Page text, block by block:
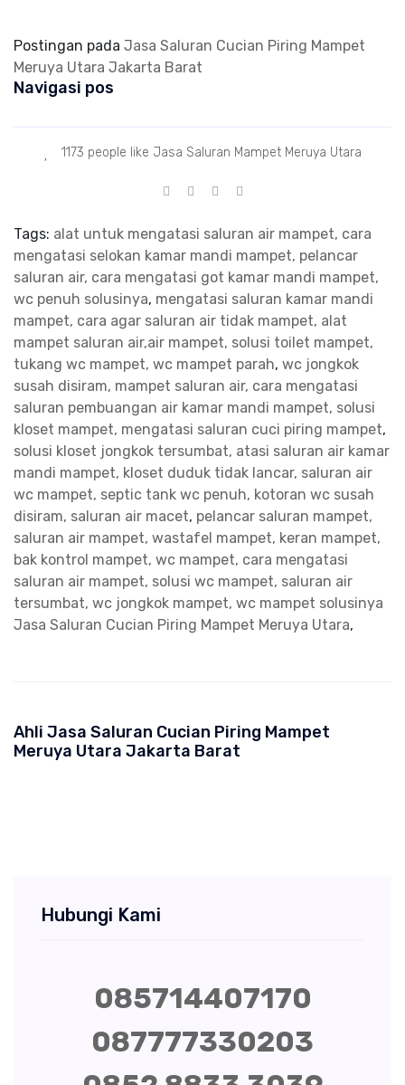
Postingan pada Jasa Saluran Cucian Piring Mampet
Meruya Utara Jakarta Barat
Navigasi pos
1173 people like Jasa Saluran Mampet Meruya Utara
Tags: alat untuk mengatasi saluran air mampet, cara
mengatasi selokan kamar mandi mampet, pelancar
saluran air, cara mengatasi got kamar mandi mampet,
wc penuh solusinya, mengatasi saluran kamar mandi
mampet, cara agar saluran air tidak mampet, alat
mampet saluran air,air mampet, solusi toilet mampet,
tukang wc mampet, wc mampet parah, wc jongkok
susah disiram, mampet saluran air, cara mengatasi
saluran pembuangan air kamar mandi mampet, solusi
kloset mampet, mengatasi saluran cuci piring mampet,
solusi kloset jongkok tersumbat, atasi saluran air kamar
mandi mampet, kloset duduk tidak lancar, saluran air
wc mampet, septic tank wc penuh, kotoran wc susah
disiram, saluran air macet, pelancar saluran mampet,
saluran air mampet, wastafel mampet, keran mampet,
bak kontrol mampet, wc mampet, cara mengatasi
saluran air mampet, solusi wc mampet, saluran air
tersumbat, wc jongkok mampet, wc mampet solusinya
Jasa Saluran Cucian Piring Mampet Meruya Utara,
Ahli Jasa Saluran Cucian Piring Mampet
Meruya Utara Jakarta Barat
Hubungi Kami
085714407170
087777330203